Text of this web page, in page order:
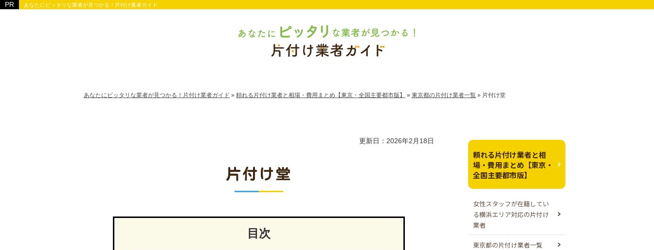
あなたにピッタリな業者が見つかる！片付け業者ガイド
あなたにピッタリな業者が見つかる！片付け業者ガイド » 頼れる片付け業者と相場・費用まとめ【東京・全国主要都市版】 » 東京都の片付け業者一覧 » 片付け堂
更新日：2026年2月18日
片付け堂
目次
頼れる片付け業者と相
場・費用まとめ【東京・
全国主要都市版】
女性スタッフが在籍してい
る横浜エリア対応の片付け
業者
東京都の片付け業者一覧